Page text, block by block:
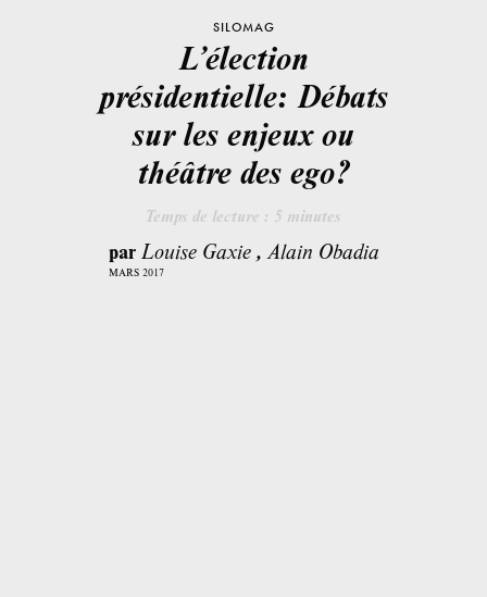
SILOMAG
L’élection
présidentielle: Débats
sur les enjeux ou
théâtre des ego?
Temps de lecture : 5 minutes
par Louise Gaxie, Alain Obadia
MARS 2017